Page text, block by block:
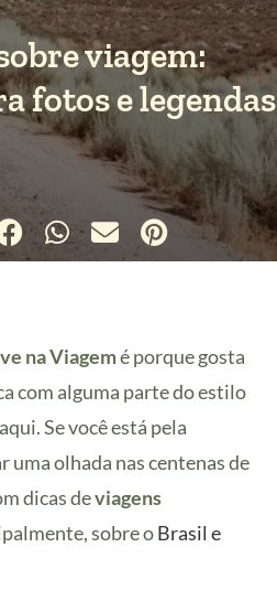
viagem:
fotos e legendas
na Viagemé porque gosta
com alguma parte do estilo
Se você está pela
uma olhada nas centenas de
dicas deviagens
sobre oBrasil e